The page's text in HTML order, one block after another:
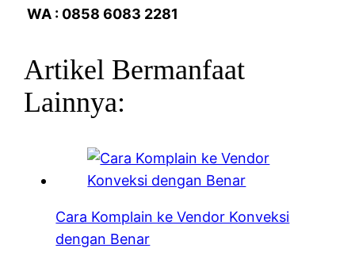
WA : 0858 6083 2281
Artikel Bermanfaat
Lainnya:
Cara Komplain ke Vendor Konveksi
dengan Benar